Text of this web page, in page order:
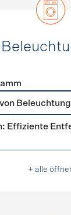
Geräte,
Effiziente
+ alle